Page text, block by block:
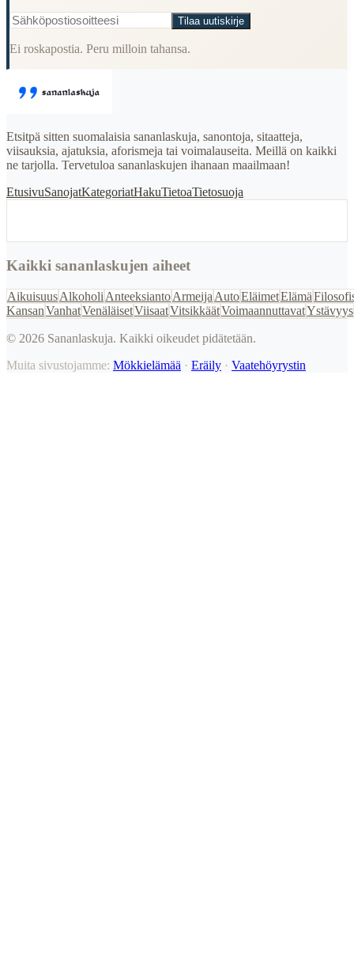
Tilaa uutiskirje
Ei roskapostia. Peru milloin tahansa.
Etsitpä sitten suomalaisia sananlaskuja, sanontoja, sitaatteja,
viisauksia, ajatuksia, aforismeja tai voimalauseita. Meillä on kaikki
ne tarjolla. Tervetuloa sananlaskujen ihanaan maailmaan!
EtusivuSanojatKategoriatHakuTietoaTietosuoja
Kaikki sananlaskujen aiheet
AikuisuusAlkoholi AnteeksiantoArmeija AutoEläimetElämä
KansanVanhatVenäläisetViisaatVitsikkäätVoimaannuttavatYstävyys
© 2026 Sananlaskuja. Kaikki oikeudet pidätetään.
Muita sivustojamme: Mökkielämää · Eräily · Vaatehöyrystin